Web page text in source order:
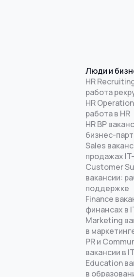
Люди и
HR
работа
HR
работа в HR
HR BP
бизнес-
Sales
продажах
Customer
вакансии:
поддержке
Finance
финансах в
Marketing
в
PR и
вакансии в IT
Education
в